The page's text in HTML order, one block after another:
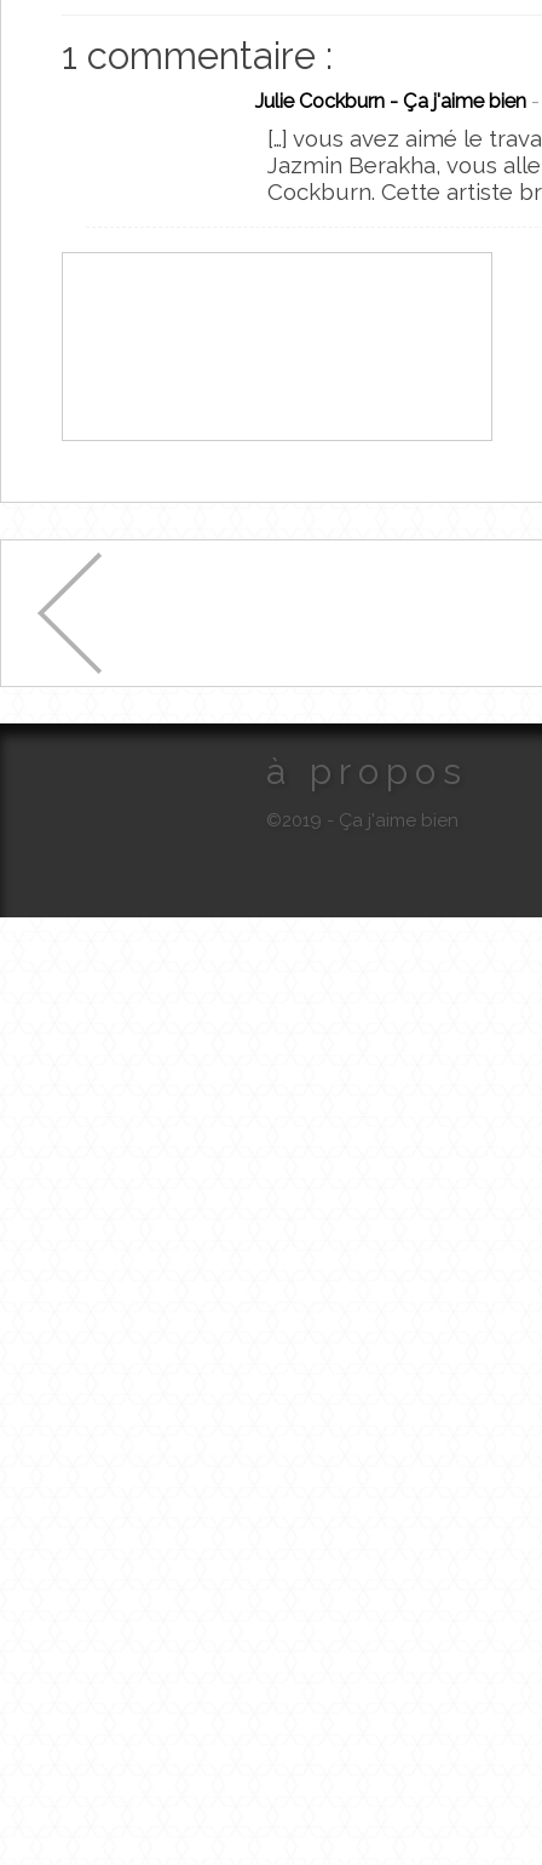
1 commentaire :
Julie Cockburn - Ça j'aime bien
[…] vous avez aimé le
Jazmin Berakha, vous
Cockburn. Cette artiste
à propos
©2019 - Ça j'aime bien